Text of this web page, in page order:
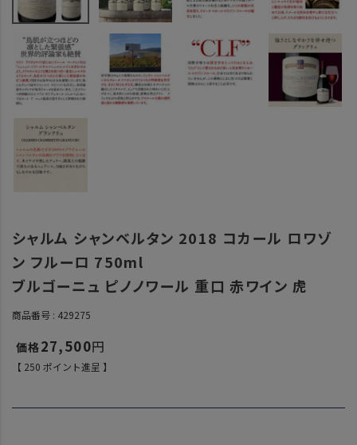
シャルム シャンベルタン 2018 コカール ロワゾ
ン フルーロ 750ml
ブルゴーニュ ピノノワール 重口 赤ワイン 虎
商品番号 429275
27,500
【 250 ポイント進呈 】